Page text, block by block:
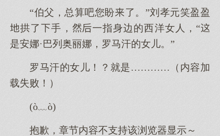
“伯父，总算吧您盼了。”刘孝元笑盈盈
拱了手，一指身边的西洋女人，“
是安娜·巴列奥丽娜，罗马汗的女儿。”
罗马汗的女儿！？就是…………（内容加
载失败！）
(ò﹏ò)
抱歉，章节内容不支持该浏览器显示～